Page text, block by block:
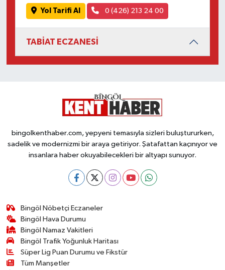
Yol Tarifi Al 0 (426) 213 24 00
TABİAT ECZANESİ
bingolkenthaber.com, yepyeni temasıyla sizleri buluştururken,
sadelik ve modernizmi bir araya getiriyor. Şatafattan kaçınıyor ve
insanlara haber okuyabilecekleri bir altyapı sunuyor.
Bingöl Nöbetçi Eczaneler
Bingöl Hava Durumu
Bingöl Namaz Vakitleri
Bingöl Trafik Yoğunluk Haritası
Süper Lig Puan Durumu ve Fikstür
Tüm Manşetler